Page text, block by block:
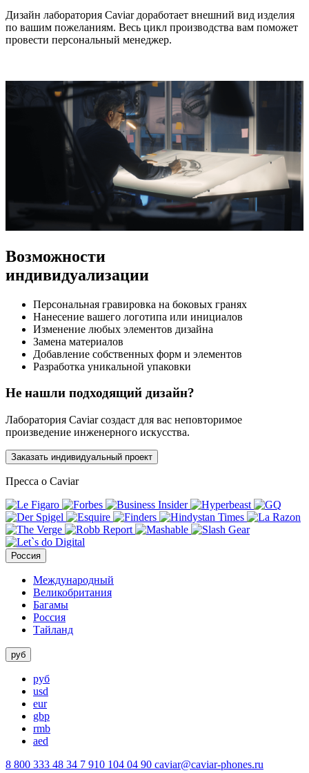
Дизайн лаборатория Caviar доработает внешний вид изделия
по вашим пожеланиям. Весь цикл производства вам поможет
провести персональный менеджер.
Возможности
индивидуализации
Персональная гравировка на боковых гранях
Нанесение вашего логотипа или инициалов
Изменение любых элементов дизайна
Замена материалов
Добавление собственных форм и элементов
Разработка уникальной упаковки
Не нашли подходящий дизайн?
Лаборатория Caviar создаст для вас неповторимое
произведение инженерного искусства.
Заказать индивидуальный проект
Пресса о Caviar
Россия
Международный
Великобритания
Багамы
Россия
Тайланд
руб
руб
usd
eur
gbp
rmb
aed
8 800 333 48 34 7 910 104 04 90 caviar@caviar-phones.ru